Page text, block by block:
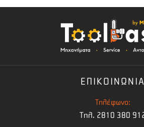
ΕΠΙΚΟΙΝΩΝΙΑ
Τηλέφωνο:
Τηλ. 2810 380